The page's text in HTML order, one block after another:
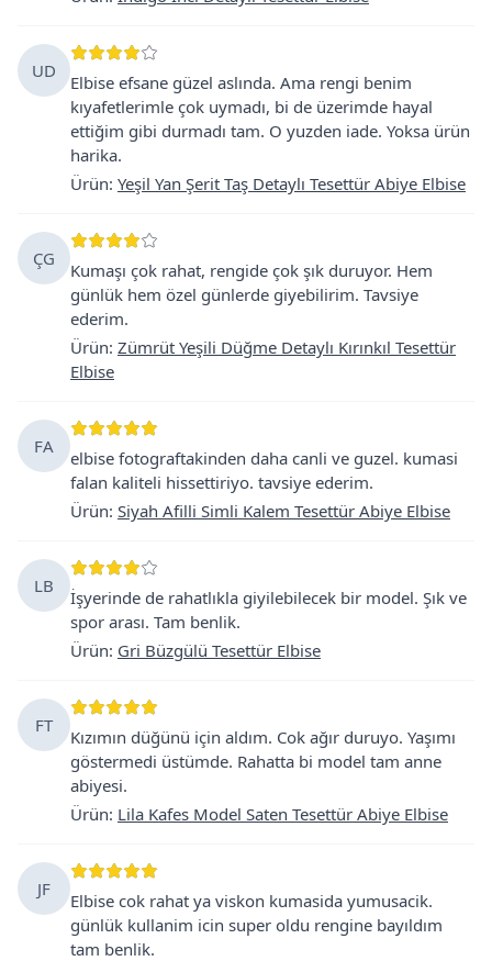
UD
Elbise efsane güzel aslında. Ama rengi benim
kıyafetlerimle çok uymadı, bi de üzerimde hayal
ettiğim gibi durmadı tam. O yuzden iade. Yoksa ürün
harika.
Ürün: Yeşil Yan Şerit Taş Detaylı Tesettür Abiye Elbise
ÇG
Kumaşı çok rahat, rengide çok şık duruyor. Hem
günlük hem özel günlerde giyebilirim. Tavsiye
ederim.
Ürün: Zümrüt Yeşili Düğme Detaylı Kırınkıl Tesettür
Elbise
FA
elbise fotograftakinden daha canli ve guzel. kumasi
falan kaliteli hissettiriyo. tavsiye ederim.
Ürün: Siyah Afilli Simli Kalem Tesettür Abiye Elbise
LB
İşyerinde de rahatlıkla giyilebilecek bir model. Şık ve
spor arası. Tam benlik.
Ürün: Gri Büzgülü Tesettür Elbise
FT
Kızımın düğünü için aldım. Cok ağır duruyo. Yaşımı
göstermedi üstümde. Rahatta bi model tam anne
abiyesi.
Ürün: Lila Kafes Model Saten Tesettür Abiye Elbise
JF
Elbise cok rahat ya viskon kumasida yumusacik.
günlük kullanim icin super oldu rengine bayıldım
tam benlik.